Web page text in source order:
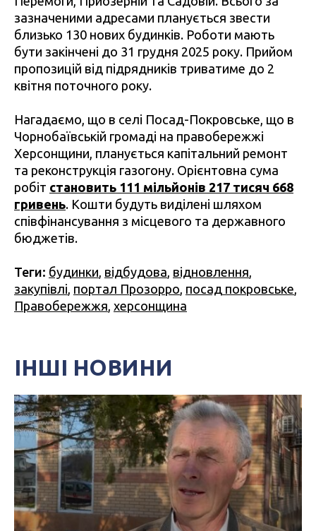
зазначеними адресами планується звести
близько 130 нових будинків. Роботи мають
бути закінчені до 31 грудня 2025 року. Прийом
пропозицій від підрядників триватиме до 2
квітня поточного року.
Нагадаємо, що в селі Посад-Покровське, що в
Чорнобаївській громаді на правобережжі
Херсонщини, планується капітальний ремонт
та реконструкція газогону. Орієнтовна сума
робіт становить 111 мільйонів 217 тисяч 668
гривень. Кошти будуть виділені шляхом
співфінансування з місцевого та державного
бюджетів.
Теги: будинки відбудова відновлення
закупівлі портал Прозорро посад покровське
Правобережжя херсонщина
ІНШІ НОВИНИ